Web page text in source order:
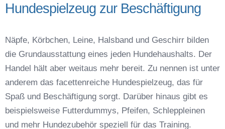
Hundespielzeug zur Beschäftigung
Näpfe, Körbchen, Leine, Halsband und Geschirr bilden
die Grundausstattung eines jeden Hundehaushalts. Der
Handel hält aber weitaus mehr bereit. Zu nennen ist unter
anderem das facettenreiche Hundespielzeug, das für
Spaß und Beschäftigung sorgt. Darüber hinaus gibt es
beispielsweise Futterdummys, Pfeifen, Schleppleinen
und mehr Hundezubehör speziell für das Training.